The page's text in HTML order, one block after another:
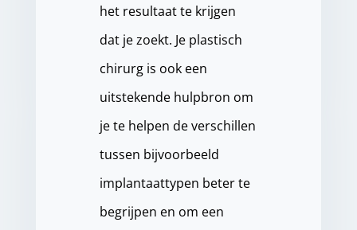
het resultaat te krijgen
dat je zoekt. Je plastisch
chirurg is ook een
uitstekende hulpbron om
je te helpen de verschillen
tussen bijvoorbeeld
implantaattypen beter te
begrijpen en om een